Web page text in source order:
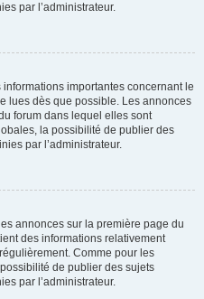
par l’administrateur.
importantes concernant le
lues dès que possible. Les annonces
forum dans lequel elles sont
la possibilité de publier des
par l’administrateur.
annonces sur la première page du
des informations relativement
Comme pour les
de publier des sujets
par l’administrateur.